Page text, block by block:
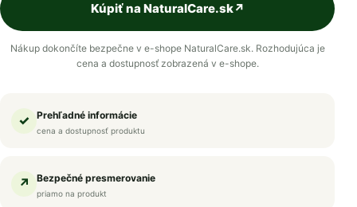
Kúpiť na NaturalCare.sk↗
Nákup dokončíte bezpečne v e-shope NaturalCare.sk. Rozhodujúca je
cena a dostupnosť zobrazená v e-shope.
✓ Prehľadné informácie
cena a dostupnosť produktu
↗ Bezpečné presmerovanie
priamo na produkt